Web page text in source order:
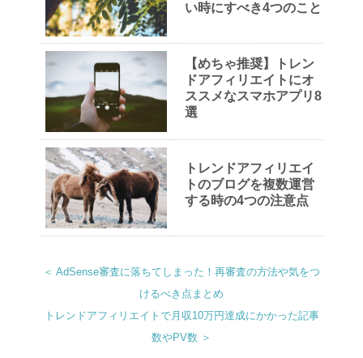
い時にすべき4つのこと
【めちゃ推奨】トレン
ドアフィリエイトにオ
ススメなスマホアプリ8
選
トレンドアフィリエイ
トのブログを複数運営
する時の4つの注意点
＜ AdSense審査に落ちてしまった！再審査の方法や気をつ
けるべき点まとめ
トレンドアフィリエイトで月収10万円達成にかかった記事
数やPV数 ＞